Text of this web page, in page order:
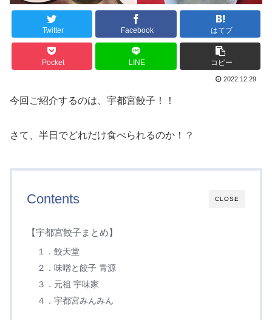
Twitter Facebook はてブ
Pocket LINE コピー
2022.12.29
今回ご紹介するのは、宇都宮餃子！！
さて、半日でどれだけ食べられるのか！？
CLOSE
Contents
【宇都宮餃子まとめ】
１．餃天堂
２．味噌と餃子 青源
３．元祖 宇味家
４．宇都宮みんみん